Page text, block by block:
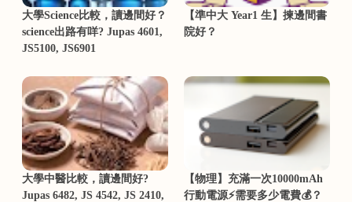
大學Science比較，讀邊間好？
science出路有咩? Jupas 4601,
JS5100, JS6901
【準中大 Year1 生】揀邊間書
院好？
大學中醫比較，讀邊間好?
Jupas 6482, JS 4542, JS 2410,
【物理】充滿一次10000mAh
行動電源⚡需要多少電費💰？